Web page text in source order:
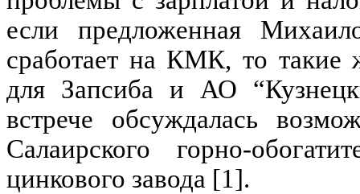
если предложенная
сработает на КМК, то такие
для Запсиба и АО
встрече обсуждалась
Салаирского горно-
цинкового завода [1].